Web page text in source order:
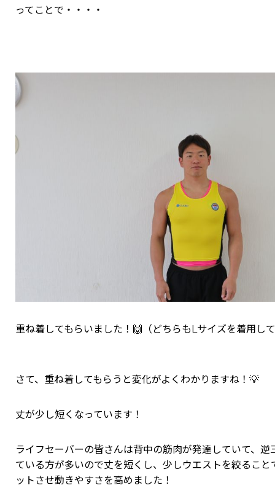
ってことで・・・・
重ね着してもらいました！🙌（どちらもLサイズを着用し
さて、重ね着してもらうと変化がよくわかりますね！💡
丈が少し短くなっています！
ライフセーバーの皆さんは背中の筋肉が発達していて、逆
ている方が多いので丈を短くし、少しウエストを絞ること
ットさせ動きやすさを高めました！